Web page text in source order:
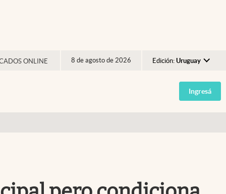
ONLINE 8 de agosto de 2026 Edición: Uruguay
Argentina
España
Ingresá